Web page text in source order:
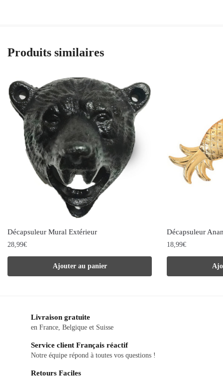
Produits similaires
Décapsuleur Mural Extérieur
28,99€
Ajouter au panier
Décapsuleur
18,99€
Livraison gratuite
en France, Belgique et Suisse
Service client Français réactif
Notre équipe répond à toutes vos questions !
Retours Faciles